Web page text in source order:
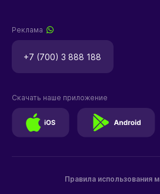
Реклама
+7 (700) 3 888 188
Правила использования
Скачать наше приложение